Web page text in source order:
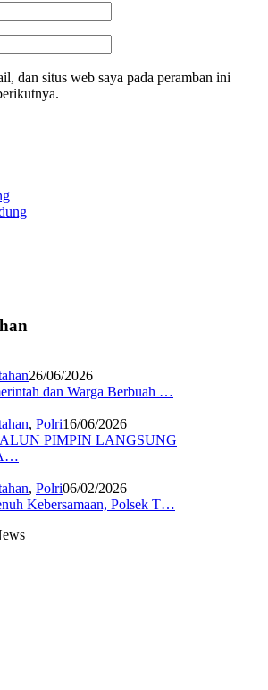
dan situs web saya pada peramban ini
26/06/2026
dan Warga Berbuah …
, Polri16/06/2026
PIMPIN LANGSUNG
, Polri06/02/2026
Kebersamaan, Polsek T…